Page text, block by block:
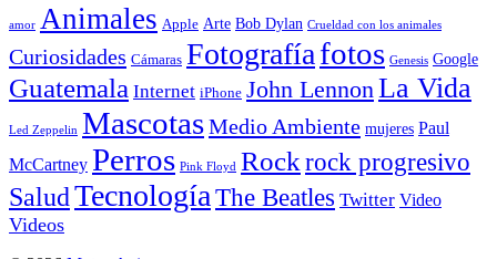
amor Animales Apple Arte Bob Dylan Crueldad con los animales
Curiosidades Cámaras Fotografíafotos Genesis Google
Guatemala Internet iPhone John Lennon La Vida
Led Zeppelin MascotasMedio Ambiente mujeres Paul
McCartney Perros Pink Floyd Rock rock progresivo
SaludTecnología The Beatles Twitter Video
Videos